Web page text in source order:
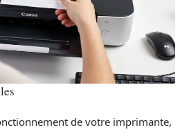
de votre imprimante,